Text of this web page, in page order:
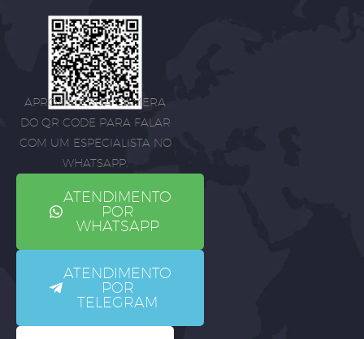
APROXIME SUA CÂMERA
DO QR CODE PARA FALAR
COM UM ESPECIALISTA NO
WHATSAPP.
ATENDIMENTO
POR
WHATSAPP
ATENDIMENTO
POR
TELEGRAM